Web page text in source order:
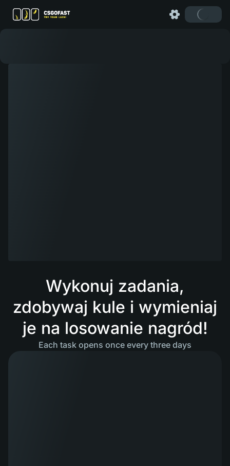
Wykonuj zadania,
zdobywaj kule i wymieniaj
je na losowanie nagród!
Each task opens once every three days